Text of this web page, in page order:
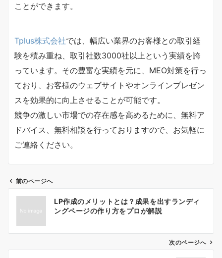
ことができます。
Tplus株式会社では、幅広い業界のお客様との取引経
験を積み重ね、取引社数3000社以上という実績を誇
っています。その豊富な実績を元に、MEO対策を行っ
ており、お客様のウェブサイトやオンラインプレゼン
スを効果的に向上させることが可能です。
競争の激しい市場での存在感を高めるために、無料ア
ドバイス、無料相談を行っておりますので、お気軽に
ご連絡ください。
ビ
前のページへ
LP作成のメリットとは？成果を出すランディ
ングページの作り方をプロが解説
次のページへ